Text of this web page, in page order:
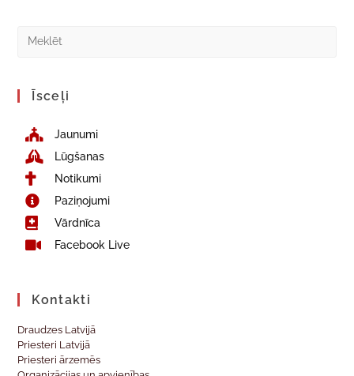
Īsceļi
Jaunumi
Lūgšanas
Notikumi
Paziņojumi
Vārdnīca
Facebook Live
Kontakti
Draudzes Latvijā
Priesteri Latvijā
Priesteri ārzemēs